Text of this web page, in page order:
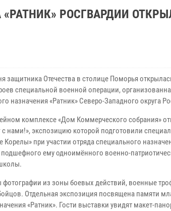
РОСГВАРДИИ
защитника Отечества в столице Поморья
специальной военной операции,
назначения «Ратник» Северо-Западного округа
комплексе «Дом Коммерческого собрания»
с нами!», экспозицию которой подготовили
при участии отряда специального
ему одноимённого военно-
фотографии из зоны боевых действий, военные
Отдельная экспозиция посвящена памяти
«Ратник». Гости выставки увидят макет-